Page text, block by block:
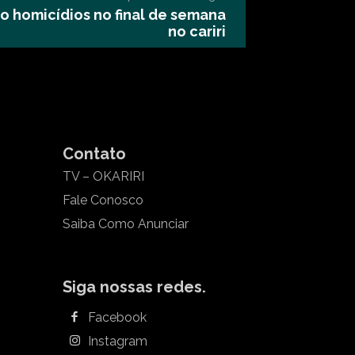
homicídios no final de semana
no cariri
Contato
TV – OKARIRI
Fale Conosco
Saiba Como Anunciar
Siga nossas redes.
Facebook
Instagram